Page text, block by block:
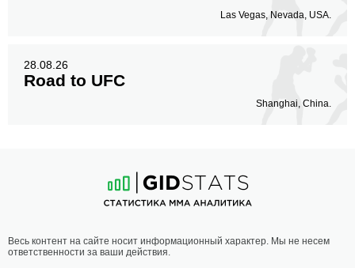
Las Vegas, Nevada, USA.
28.08.26
Road to UFC
Shanghai, China.
Весь контент на сайте носит информационный характер. Мы не несем
ответственности за ваши действия.